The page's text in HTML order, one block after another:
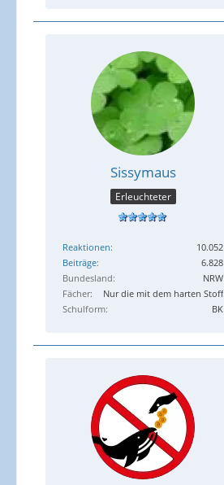
Sissymaus
Erleuchteter
Reaktionen
10.052
Beiträge
6.828
Bundesland
NRW
Fächer
Nur die mit dem harten Stoff
Schulform
BK